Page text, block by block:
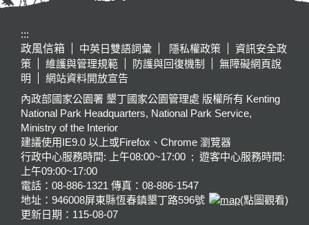
:::
政風信箱
中英日雙語詞彙 隱私權政策
資訊安全政
策
維護與管理規範 防護與回復機制
無障礙網頁說
明
網站資料開放宣告
內政部國家公園署 墾丁國家公園管理處 版權所有 Kenting
National Park Headquarters, National Park Service,
Ministry of the Interior
建議使用IE9.0 以上或Firefox、Chrome 瀏覽器
行政中心服務時間: 上午08:00~17:00 ; 遊客中心服務時間:
上午09:00~17:00
電話：08-886-1321 傳真：08-886-1547
地址：946008屏東縣恆春鎮墾丁路596號
(點圖觀看)
更新日期： 115-08-07